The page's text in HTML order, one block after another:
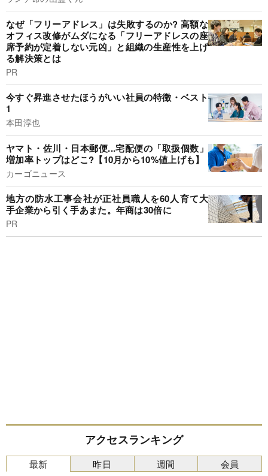
なぜ「フリーアドレス」は失敗するのか? 高額な
オフィス改修がムダになる「フリーアドレスの座
席予約が定着しない元凶」と組織の生産性を上げ
る解決策とは
PR
今すぐ昇進させたほうがいい社員の特徴・ベスト
1
本田淳也
ヤマト・佐川・日本郵便...宅配便の「取扱個数」
増加率トップはどこ?【10月から10%値上げも】
カーゴニュース
地方の防水工事会社が正社員職人を60人育て大
手企業から引く手あまた。年商は30倍に
PR
アクセスランキング
最新 昨日 週間 会員